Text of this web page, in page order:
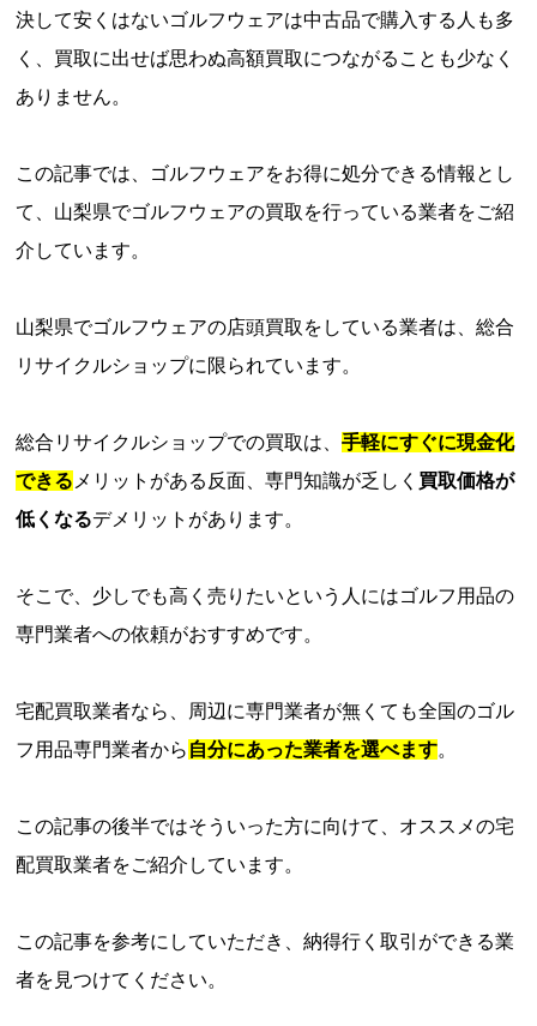
決して安くはないゴルフウェアは中古品で購入する人も多
く、買取に出せば思わぬ高額買取につながることも少なく
ありません。
この記事では、ゴルフウェアをお得に処分できる情報とし
て、山梨県でゴルフウェアの買取を行っている業者をご紹
介しています。
山梨県でゴルフウェアの店頭買取をしている業者は、総合
リサイクルショップに限られています。
総合リサイクルショップでの買取は、手軽にすぐに現金化
できる メリットがある反面、専門知識が乏しく 買取価格が
低くなるデメリットがあります。
そこで、少しでも高く売りたいという人にはゴルフ用品の
専門業者への依頼がおすすめです。
宅配買取業者なら、周辺に専門業者が無くても全国のゴル
フ用品専門業者から 自分にあった業者を選べます。
この記事の後半ではそういった方に向けて、オススメの宅
配買取業者をご紹介しています。
この記事を参考にしていただき、納得行く取引ができる業
者を見つけてください。